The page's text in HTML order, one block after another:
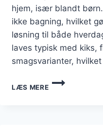
hjem, især blandt
ikke bagning, hvilket
løsning til både
laves typisk med kiks,
smagsvarianter,
LÆS MERE
KIKSEKAGE
TIL